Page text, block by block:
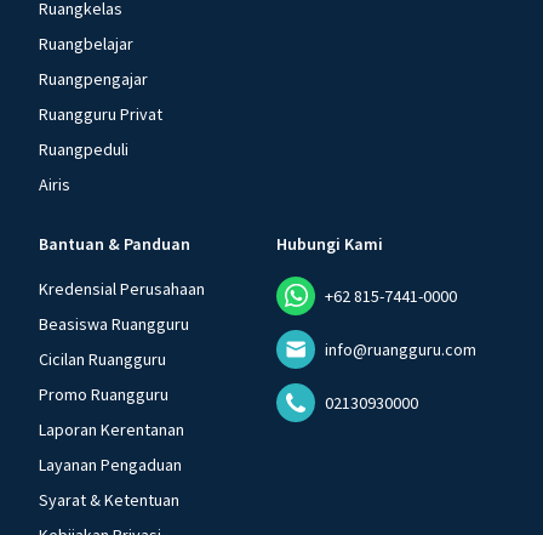
Ruangkelas
Ruangbelajar
Ruangpengajar
Ruangguru Privat
Ruangpeduli
Airis
Bantuan & Panduan
Kredensial Perusahaan
Beasiswa Ruangguru
Cicilan Ruangguru
Promo Ruangguru
Laporan Kerentanan
Layanan Pengaduan
Syarat & Ketentuan
Hubungi Kami
+62 815-7441-0000
info@ruangguru.com
02130930000